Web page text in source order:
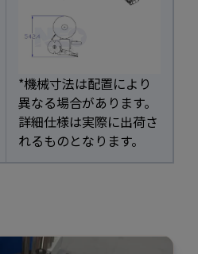
*機械寸法は配置により
異なる場合があります。
詳細仕様は実際に出荷さ
れるものとなります。